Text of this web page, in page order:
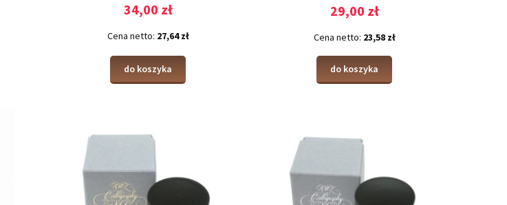
34,00 zł
Cena netto: 27,64 zł
do koszyka
29,00 zł
Cena netto: 23,58 zł
do koszyka